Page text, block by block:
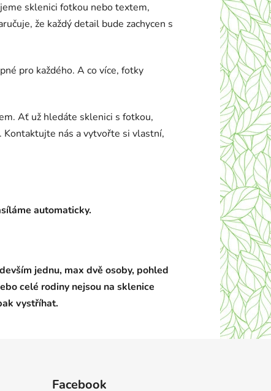
sklenici fotkou nebo textem,
že každý detail bude zachycen s
pro každého. A co více, fotky
Ať už hledáte sklenici s fotkou,
nás a vytvořte si vlastní,
automaticky.
jednu, max dvě osoby, pohled
celé rodiny nejsou na sklenice
vystříhat.
Facebook